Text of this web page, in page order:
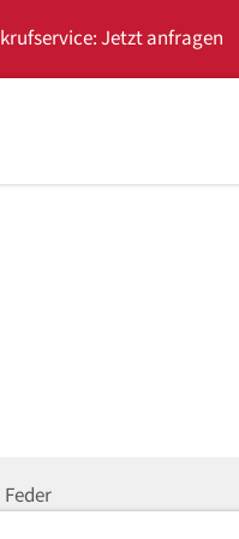
Jetzt anfragen
Feder